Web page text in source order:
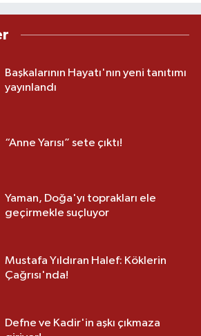
Başkalarının Hayatı'nın yeni tanıtımı
yayınlandı
“Anne Yarısı” sete çıktı!
Yaman, Doğa'yı toprakları ele
geçirmekle suçluyor
Mustafa Yıldıran Halef: Köklerin
Çağrısı'nda!
Defne ve Kadir'in aşkı çıkmaza